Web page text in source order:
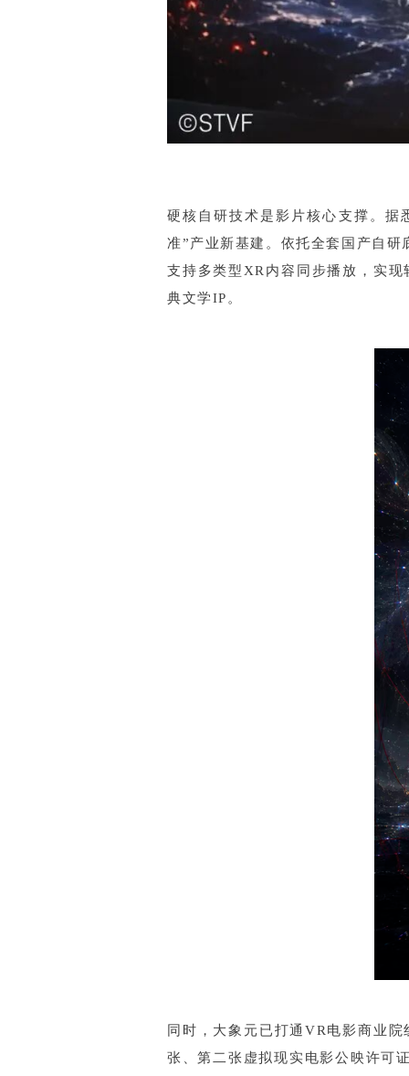
硬核自研技术是影片核心支撑。据
准”产业新基建。依托全套国产自
支持多类型XR内容同步播放，实
典文学IP。
同时，大象元已打通VR电影商业
张、第二张虚拟现实电影公映许可